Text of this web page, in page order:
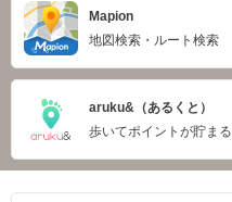
Mapion
地図検索・ルート検索
aruku&（あるくと）
歩いてポイントが貯まる